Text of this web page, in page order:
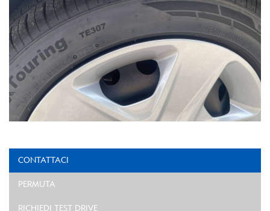
CONTATTACI
PERMUTA
RICHIEDI TEST DRIVE